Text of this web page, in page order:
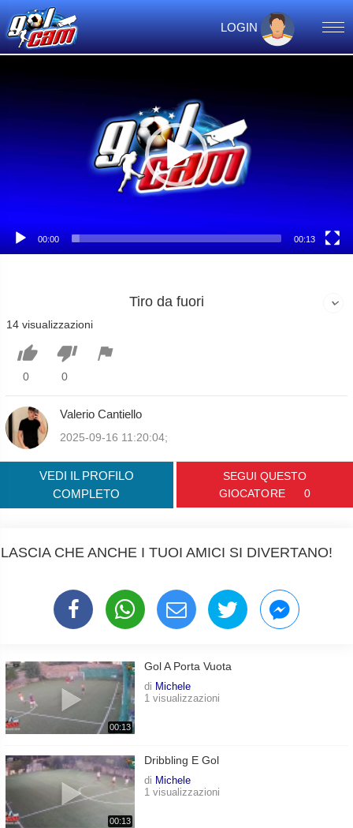
LOGIN
00:00 00:13
Tiro da fuori
14 visualizzazioni

0

0

Valerio Cantiello
2025-09-16 11:20:04;
VEDI IL PROFILO
COMPLETO
SEGUI QUESTO
GIOCATORE
0
LASCIA CHE ANCHE I TUOI AMICI SI DIVERTANO!
00:13
Gol A Porta Vuota
di Michele
1 visualizzazioni
00:13
Dribbling E Gol
di Michele
1 visualizzazioni